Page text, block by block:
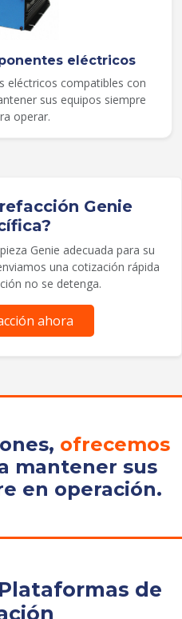
eléctricos
eléctricos compatibles con
sus equipos siempre
operar.
Genie
Genie adecuada para su
una cotización rápida
no se detenga.
ahora
ofrecemos
mantener sus
en operación.
de